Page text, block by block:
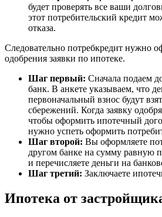
будет проверять все ваши
этот потребительский кредит
отказа.
Следовательно потребкредит нужно
одобрения заявки по ипотеке.
Шаг первый: Сначала подаем
банк. В анкете указываем, что
первоначальный взнос будут
сбережений. Когда заявку
чтобы оформить ипотечный
нужно успеть оформить
Шаг второй: Вы оформляете
другом банке на сумму равную
и перечисляете деньги на
Шаг третий: Заключаете
Ипотека от